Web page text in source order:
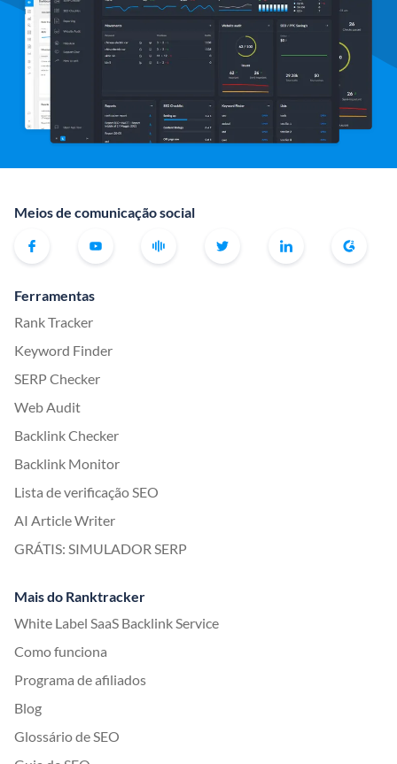
Meios de comunicação social
Ferramentas
Rank Tracker
Keyword Finder
SERP Checker
Web Audit
Backlink Checker
Backlink Monitor
Lista de verificação SEO
AI Article Writer
GRÁTIS: SIMULADOR SERP
Mais do Ranktracker
White Label SaaS Backlink Service
Como funciona
Programa de afiliados
Blog
Glossário de SEO